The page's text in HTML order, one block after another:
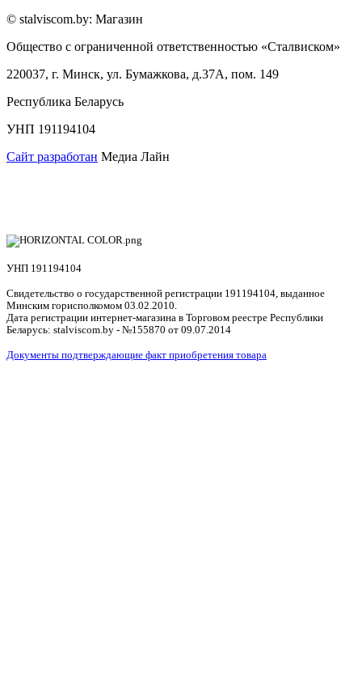
© stalviscom.by: Магазин
Общество с ограниченной ответственностью «Сталвиском»
220037, г. Минск, ул. Бумажкова, д.37А, пом. 149
Республика Беларусь
УНП 191194104
Сайт разработан Медиа Лайн
УНП 191194104
Свидетельство о государственной регистрации 191194104, выданное
Минским горисполкомом 03.02.2010.
Дата регистрации интернет-магазина в Торговом реестре Республики
Беларусь: stalviscom.by - №155870 от 09.07.2014
Документы подтверждающие факт приобретения товара